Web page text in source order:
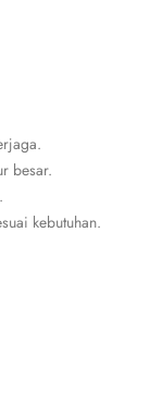
besar.
kebutuhan.